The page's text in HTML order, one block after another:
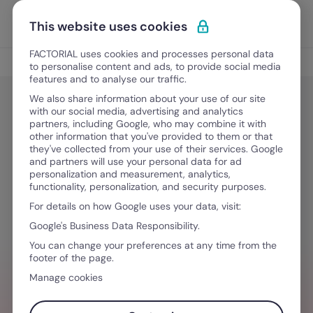
Vai al contenuto
Scopri Factorial
Rilevazione presenze
Gestione del Tempo
Gestione presenze dipendenti: la
guida definitiva
24 Marzo, 2026·8 minuti di lettura
VUOI SEMPLIFICARE IL TUO FLUSSO DI
LAVORO?
This website uses cookies
FACTORIAL uses cookies and processes personal data
to personalise content and ads, to provide social media
features and to analyse our traffic.
We also share information about your use of our site
with our social media, advertising and analytics
partners, including Google, who may combine it with
other information that you've provided to them or that
they've collected from your use of their services. Google
and partners will use your personal data for ad
personalization and measurement, analytics,
functionality, personalization, and security purposes.
For details on how Google uses your data, visit:
Google's Business Data Responsibility.
You can change your preferences at any time from the
footer of the page.
Manage cookies